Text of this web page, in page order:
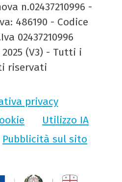
n.02437210996 -
486190 - Codice
02437210996
(V3) - Tutti i
riservati
privacy
Utilizzo IA
Pubblicità sul sito